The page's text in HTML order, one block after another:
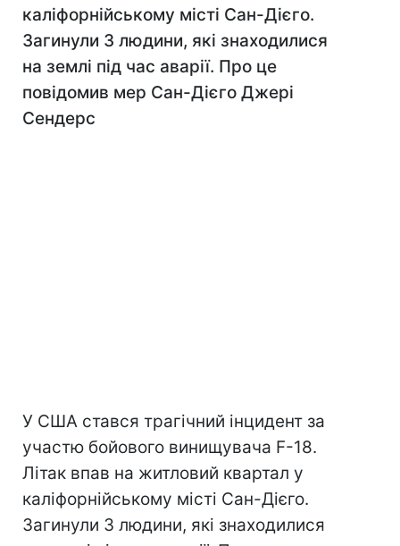
каліфорнійському місті Сан-Дієго.
Загинули 3 людини, які знаходилися
на землі під час аварії. Про це
повідомив мер Сан-Дієго Джері
Сендерс
У США стався трагічний інцидент за
участю бойового винищувача F-18.
Літак впав на житловий квартал у
каліфорнійському місті Сан-Дієго.
Загинули 3 людини, які знаходилися